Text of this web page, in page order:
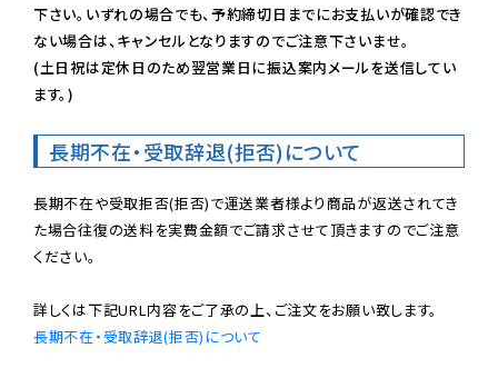
下さい。いずれの場合でも、予約締切日までにお支払いが確認でき
ない場合は、キャンセルとなりますのでご注意下さいませ。
(土日祝は定休日のため翌営業日に振込案内メールを送信してい
ます。)
長期不在・受取辞退(拒否)について
長期不在や受取拒否(拒否)で運送業者様より商品が返送されてき
た場合往復の送料を実費金額でご請求させて頂きますのでご注意
ください。
長期不在・受取辞退(拒否)について